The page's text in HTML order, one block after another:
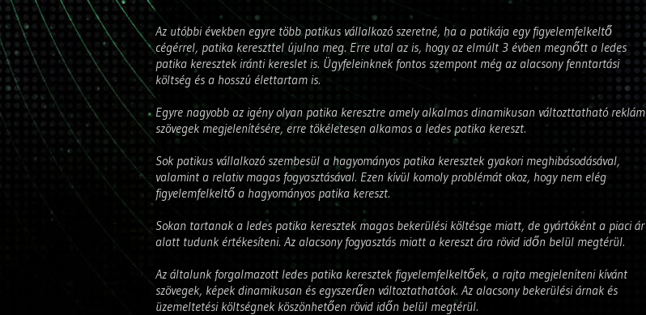
Az utóbbi években egyre több patikus vállalkozó szeretné, ha a patikája egy figyelemfelkeltő
cégérrel, patika kereszttel újulna meg. Erre utal az is, hogy az elmúlt 3 évben megnőtt a ledes
patika keresztek iránti kereslet is. Ügyfeleinknek fontos szempont még az alacsony fenntartási
költség és a hosszú élettartam is.
Egyre nagyobb az igény olyan patika keresztre amely alkalmas dinamikusan változttatható reklám
szövegek megjelenítésére, erre tökéletesen alkamas a ledes patika kereszt.
Sok patikus vállalkozó szembesül a hagyományos patika keresztek gyakori meghibásodásával,
valamint a relativ magas fogyasztásával. Ezen kívül komoly problémát okoz, hogy nem elég
figyelemfelkeltő a hagyományos patika kereszt.
Sokan tartanak a ledes patika keresztek magas bekerülési költésge miatt, de gyártóként a piaci ár
alatt tudunk értékesíteni. Az alacsony fogyasztás miatt a kereszt ára rövid időn belül megtérül.
Az általunk forgalmazott ledes patika keresztek figyelemfelkeltőek, a rajta megjeleníteni kívánt
szövegek, képek dinamikusan és egyszerűen változtathatóak. Az alacsony bekerülési árnak és
üzemeltetési költségnek köszönhetően rövid időn belül megtérül.